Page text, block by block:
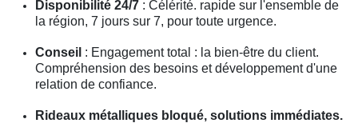
Disponibilité 24/7 : Célérité. rapide sur l'ensemble de
la région, 7 jours sur 7, pour toute urgence.
Conseil : Engagement total : la bien-être du client.
Compréhension des besoins et développement d'une
relation de confiance.
Rideaux métalliques bloqué, solutions immédiates.